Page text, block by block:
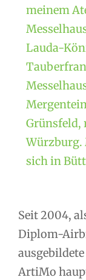
meinem
Lauda-
Grünsfeld,
Würzburg.
sich in
Seit 2004,
Diplom-
ArtiMo